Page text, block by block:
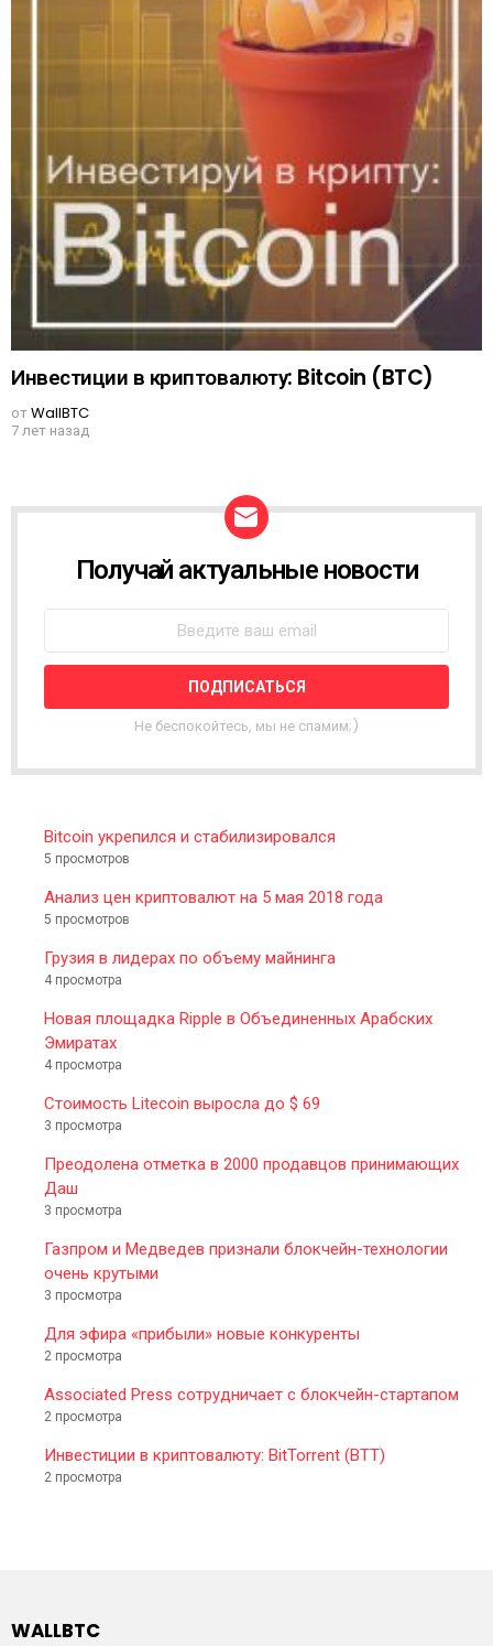
Инвестиции в криптовалюту: Bitcoin (BTC)
отWallBTC
7 лет назад
W
L
E
T
R
Получай актуальные новости
Не беспокойтесь, мы не спамим;)
Bitcoin укрепился и стабилизировался
5 просмотров
Анализ цен криптовалют на 5 мая 2018 года
5 просмотров
Грузия в лидерах по объему майнинга
4 просмотра
Новая площадка Ripple в Объединенных Арабских
Эмиратах
4 просмотра
Стоимость Litecoin выросла до $ 69
3 просмотра
Преодолена отметка в 2000 продавцов принимающих
Даш
3 просмотра
Газпром и Медведев признали блокчейн-технологии
очень крутыми
3 просмотра
Для эфира «прибыли» новые конкуренты
2 просмотра
Associated Press сотрудничает с блокчейн-стартапом
2 просмотра
Инвестиции в криптовалюту: BitTorrent (BTT)
2 просмотра
WALLBTC